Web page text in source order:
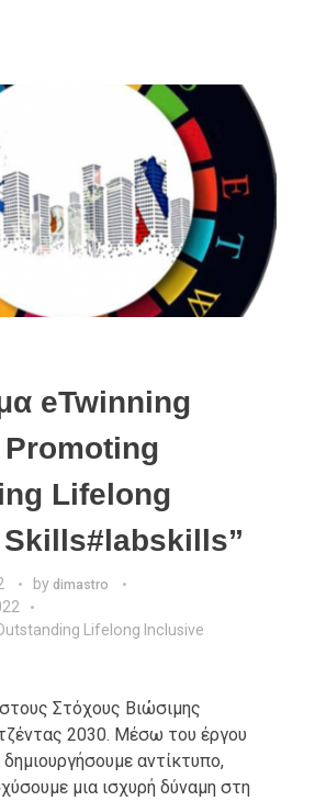
eTwinning
Promoting
Lifelong
by dimastro
Lifelong Inclusive
Στόχους Βιώσιμης
2030. Μέσω του έργου
αντίκτυπο,
μια ισχυρή δύναμη στη